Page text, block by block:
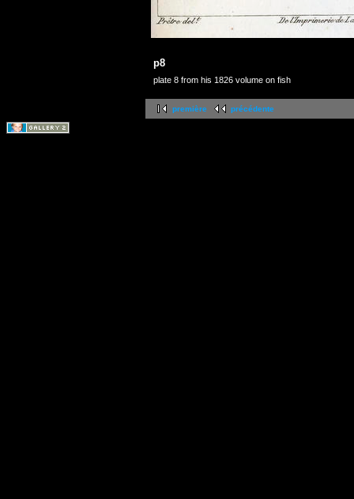
p8
plate 8 from his 1826 volume on fish
première précédente